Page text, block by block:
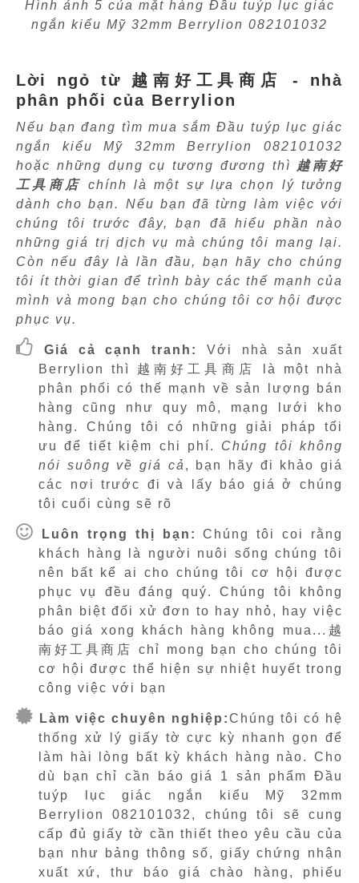
Hình ảnh 5 của mặt hàng Đầu tuýp lục giác
ngắn kiểu Mỹ 32mm Berrylion 082101032
Lời ngỏ từ 越南好工具商店 - nhà
phân phối của Berrylion
Nếu bạn đang tìm mua sắm Đầu tuýp lục giác
ngắn kiểu Mỹ 32mm Berrylion 082101032
hoặc những dụng cụ tương đương thì 越南好
工具商店 chính là một sự lựa chọn lý tưởng
dành cho bạn. Nếu bạn đã từng làm việc với
chúng tôi trước đây, bạn đã hiểu phần nào
những giá trị dịch vụ mà chúng tôi mang lại.
Còn nếu đây là lần đầu, bạn hãy cho chúng
tôi ít thời gian để trình bày các thế mạnh của
mình và mong bạn cho chúng tôi cơ hội được
phục vụ.
Giá cả cạnh tranh:
Với nhà sản xuất
Berrylion thì 越南好工具商店 là một nhà
phân phối có thế mạnh về sản lượng bán
hàng cũng như quy mô, mạng lưới kho
hàng. Chúng tôi có những giải pháp tối
ưu để tiết kiệm chi phí. Chúng tôi không
nói suông về giá cả , bạn hãy đi khảo giá
các nơi trước đi và lấy báo giá ở chúng
tôi cuối cùng sẽ rõ
Luôn trọng thị bạn:
Chúng tôi coi rằng
khách hàng là người nuôi sống chúng tôi
nên bất kể ai cho chúng tôi cơ hội được
phục vụ đều đáng quý. Chúng tôi không
phân biệt đối xử đơn to hay nhỏ, hay việc
báo giá xong khách hàng không mua...越
南好工具商店 chỉ mong bạn cho chúng tôi
cơ hội được thể hiện sự nhiệt huyết trong
công việc với bạn
Làm việc chuyên nghiệp:Chúng tôi có hệ
thống xử lý giấy tờ cực kỳ nhanh gọn để
làm hài lòng bất kỳ khách hàng nào. Cho
dù bạn chỉ cần báo giá 1 sản phẩm Đầu
tuýp lục giác ngắn kiểu Mỹ 32mm
Berrylion 082101032, chúng tôi sẽ cung
cấp đủ giấy tờ cần thiết theo yêu cầu của
bạn như bảng thông số, giấy chứng nhận
xuất xứ, thư báo giá chào hàng, phiếu